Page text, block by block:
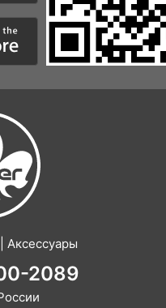
Аксессуары
2089